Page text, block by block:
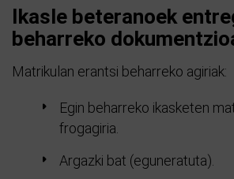
Ikasle beteranoek
beharreko
Matrikulan erantsi beharreko agiriak:
Egin beharreko ikasketen
frogagiria.
Argazki bat (eguneratuta).